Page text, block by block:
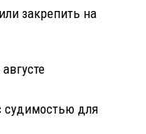
закрепить на
судимостью для